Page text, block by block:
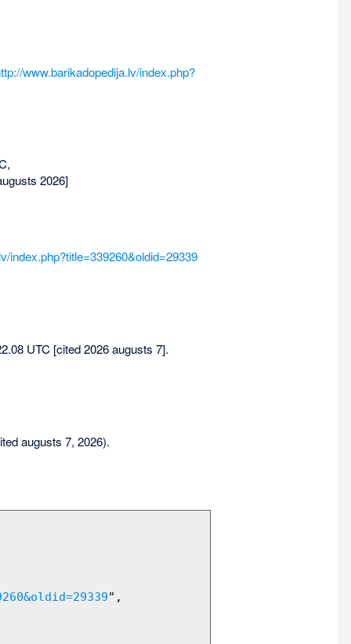
www.barikadopedija.lv/index.php?
2026]
index.php?title=339260&oldid=29339
UTC [cited 2026 augusts 7].
augusts 7, 2026).
",